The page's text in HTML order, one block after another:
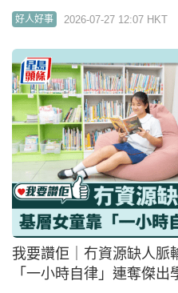
好人好事 2026-07-27 12:07 HKT
我要讚佢｜冇資源缺人脈
「一小時自律」連奪傑出